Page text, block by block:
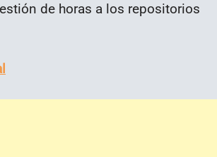
de horas a los repositorios